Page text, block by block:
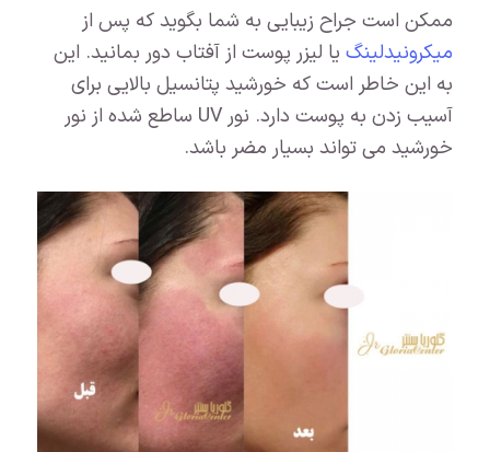
ممکن است جراح زیبایی به شما بگوید که پس از
میکرونیدلینگیا لیزر پوست از آفتاب دور بمانید. این
به این خاطر است که خورشید پتانسیل بالایی برای
آسیب زدن به پوست دارد. نور UV ساطع شده از نور
خورشید می تواند بسیار مضر باشد.